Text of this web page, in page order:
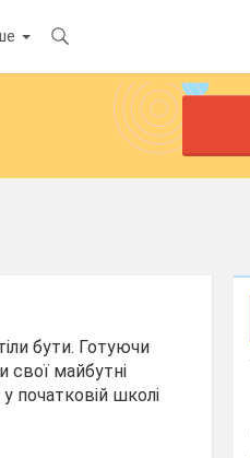
бути. Готуючи
свої майбутні
початковій школі